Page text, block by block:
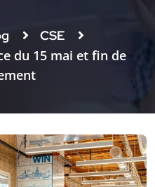
CSE
du 15 mai et fin de